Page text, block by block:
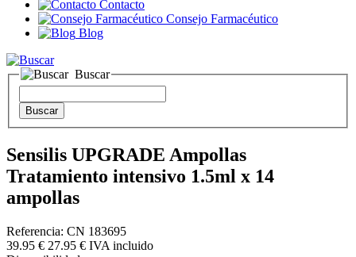
Contacto
Consejo Farmacéutico
Blog
Buscar
Sensilis UPGRADE Ampollas
Tratamiento intensivo 1.5ml x 14
ampollas
Referencia: CN 183695
39.95 € 27.95 € IVA incluido